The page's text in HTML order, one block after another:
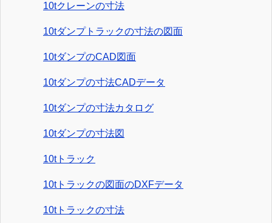
10tクレーンの寸法
10tダンプトラックの寸法の図面
10tダンプのCAD図面
10tダンプの寸法CADデータ
10tダンプの寸法カタログ
10tダンプの寸法図
10tトラック
10tトラックの図面のDXFデータ
10tトラックの寸法